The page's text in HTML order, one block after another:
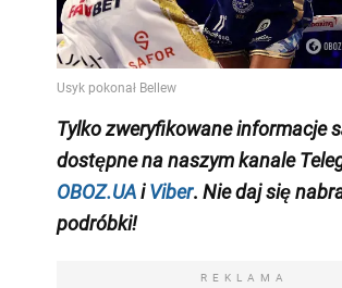
Tylko zweryfikowane informacje
dostępne na naszym kanale
OBOZ.UA iViber. Nie daj się
podróbki!
REKLAMA